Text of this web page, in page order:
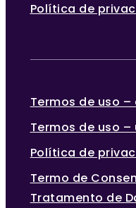
Política de
Termos de uso
Termos de uso –
Política de
Termo de
Tratamento de